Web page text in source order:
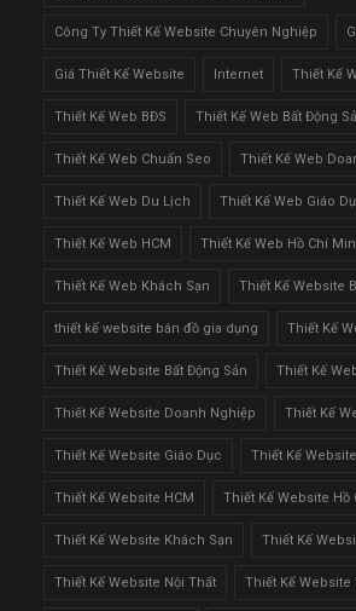
Công Ty Thiết Kế Website Chuyên Nghiệp
Giá Thiết Kế Website Internet Thiết Kế
Thiết Kế Web BĐS Thiết Kế Web Bất Động
Thiết Kế Web Chuẩn Seo Thiết Kế Web
Thiết Kế Web Du Lịch Thiết Kế Web Giáo
Thiết Kế Web HCM Thiết Kế Web Hồ Chí
Thiết Kế Web Khách Sạn Thiết Kế Website
thiết kế website bán đồ gia dụng Thiết Kế
Thiết Kế Website Bất Động Sản Thiết Kế
Thiết Kế Website Doanh Nghiệp Thiết Kế
Thiết Kế Website Giáo Dục Thiết Kế
Thiết Kế Website HCM Thiết Kế Website Hồ
Thiết Kế Website Khách Sạn Thiết Kế
Thiết Kế Website Nội Thất Thiết Kế Website